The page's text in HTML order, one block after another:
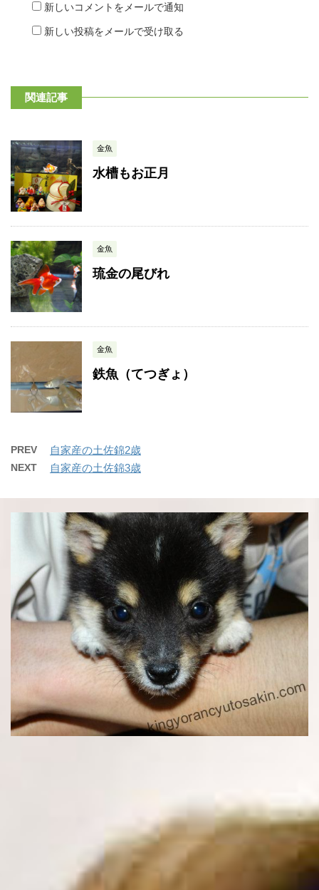
新しいコメントをメールで通知
新しい投稿をメールで受け取る
関連記事
金魚
水槽もお正月
金魚
琉金の尾びれ
金魚
鉄魚（てつぎょ）
PREV 自家産の土佐錦2歳
NEXT 自家産の土佐錦3歳